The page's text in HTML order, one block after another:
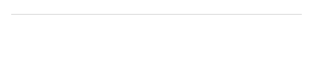
Република Македонија и Соединетите Американски